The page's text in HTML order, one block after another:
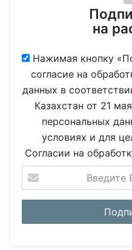
на
Нажимая кнопку
согласие на
данных в
Казахстан от 21
персональных
условиях и для
Согласии на